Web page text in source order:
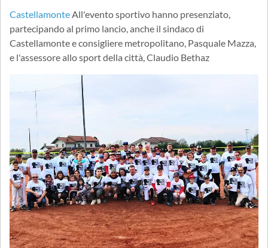
Castellamonte All'evento sportivo hanno presenziato,
partecipando al primo lancio, anche il sindaco di
Castellamonte e consigliere metropolitano, Pasquale Mazza,
e l'assessore allo sport della città, Claudio Bethaz